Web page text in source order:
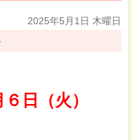
2025年5月1日 木曜日
６日（火）